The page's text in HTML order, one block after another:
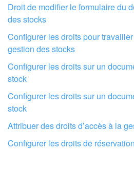
Faites configurer votre
par des
Droit de modifier le formulaire du
des stocks
Configurer les droits pour
gestion des stocks
Configurer les droits sur un
stock
Configurer les droits sur un
stock
Attribuer des droits d’accès à la
Configurer les droits de